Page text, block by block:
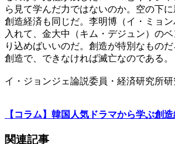
ら見て学んだ力ではないのか。空の下に
創造経済も同じだ。李明博（イ・ミョ
入れて、金大中（キム・デジュン）の
り込めばいいのだ。創造が特別なもの
創造で、できなければ滅亡なのである。
イ・ジョンジェ論説委員・経済研究所研
【コラム】韓国人気ドラマから学ぶ創造
関連記事